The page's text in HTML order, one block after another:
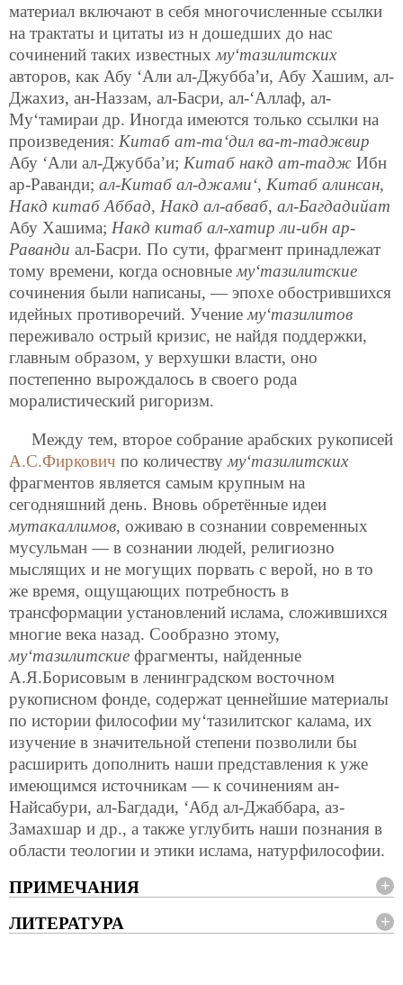
материал включают в себя многочисленные ссылки
на трактаты и цитаты из н дошедших до нас
сочинений таких известныхму‘тазилитских
авторов, как Абу ‘Али ал-Джубба’и, Абу Хашим, ал-
Джахиз, ан-Наззам, ал-Басри, ал-‘Аллаф, ал-
Му‘тамираи др. Иногда имеются только ссылки на
произведения: Китаб ат-та‘дил ва-т-таджвир
Абу ‘Али ал-Джубба’и; Китаб накд ат-тадж Ибн
ар-Раванди; ал-Китаб ал-джами‘, Китаб алинсан,
Накд китаб Аббад, Накд ал-абваб, ал-Багдадийат
Абу Хашима; Накд китаб ал-хатир ли-ибн ар-
Раванди ал-Басри. По сути, фрагмент принадлежат
тому времени, когда основныему‘тазилитские
сочинения были написаны, — эпохе обострившихся
идейных противоречий. Учениему‘тазилитов
переживало острый кризис, не найдя поддержки,
главным образом, у верхушки власти, оно
постепенно вырождалось в своего рода
моралистический ригоризм.
Между тем, второе собрание арабских рукописей
А.С.Фиркович по количествуму‘тазилитских
фрагментов является самым крупным на
сегодняшний день. Вновь обретённые идеи
мутакаллимов, оживаю в сознании современных
мусульман — в сознании людей, религиозно
мыслящих и не могущих порвать с верой, но в то
же время, ощущающих потребность в
трансформации установлений ислама, сложившихся
многие века назад. Сообразно этому,
му‘тазилитские фрагменты, найденные
А.Я.Борисовым в ленинградском восточном
рукописном фонде, содержат ценнейшие материалы
по истории философии му‘тазилитског калама, их
изучение в значительной степени позволили бы
расширить дополнить наши представления к уже
имеющимся источникам — к сочинениям ан-
Найсабури, ал-Багдади, ‘Абд ал-Джаббара, аз-
Замахшар и др., а также углубить наши познания в
области теологии и этики ислама, натурфилософии.
ПРИМЕЧАНИЯ
ЛИТЕРАТУРА